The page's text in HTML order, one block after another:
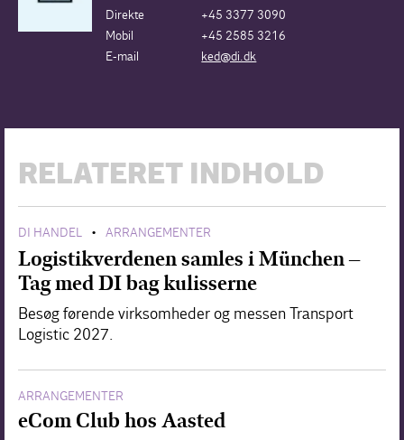
Direkte
+45 3377 3090
Mobil
+45 2585 3216
E-mail
ked@di.dk
RELATERET INDHOLD
DI HANDEL • ARRANGEMENTER
Logistikverdenen samles i München –
Tag med DI bag kulisserne
Besøg førende virksomheder og messen Transport
Logistic 2027.
ARRANGEMENTER
eCom Club hos Aasted